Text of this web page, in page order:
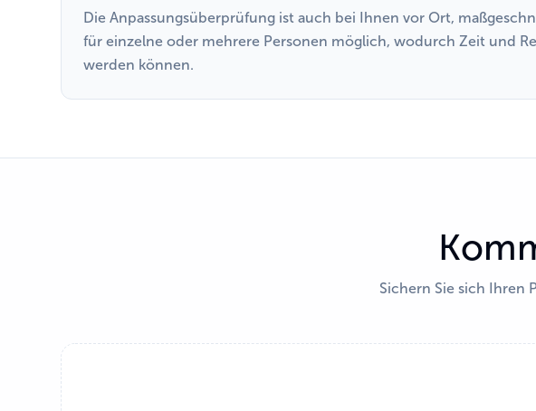
Die Anpassungsüberprüfung ist auch bei Ihnen vor Ort,
für einzelne oder mehrere Personen möglich, wodurch Zeit und
werden können.
Sichern Sie sich Ihren